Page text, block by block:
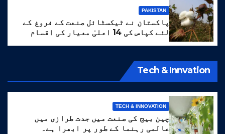
PAKISTAN
پاکستان نے ٹیکسٹائل صنعت کے فروغ کے
لئے کپاس کی 14 اعلیٰ معیار کی اقسام
Tech & Innvation
TECH & INNOVATION
چین بیج کی صنعت میں جدت طرازی میں
عالمی رہنما کے طور پر ابھرا ہے۔